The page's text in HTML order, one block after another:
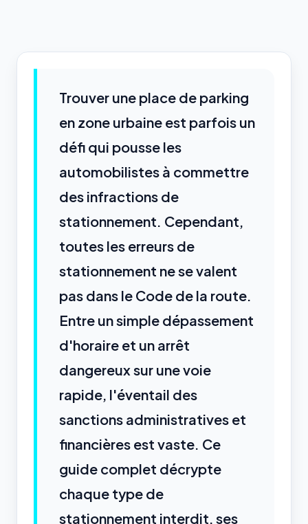
Trouver une place de parking
en zone urbaine est parfois un
défi qui pousse les
automobilistes à commettre
des infractions de
stationnement. Cependant,
toutes les erreurs de
stationnement ne se valent
pas dans le Code de la route.
Entre un simple dépassement
d'horaire et un arrêt
dangereux sur une voie
rapide, l'éventail des
sanctions administratives et
financières est vaste. Ce
guide complet décrypte
chaque type de
stationnement interdit, ses